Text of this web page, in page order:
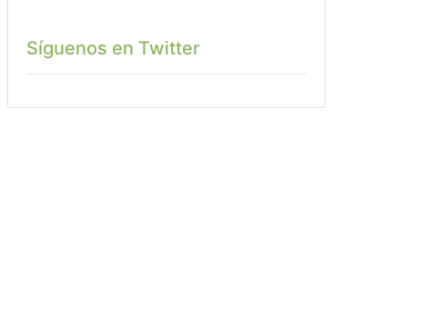
Síguenos en Twitter